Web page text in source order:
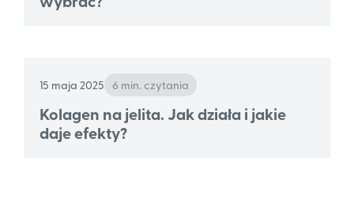
15 maja 2025 6 min. czytania
Kolagen na jelita. Jak działa i jakie
daje efekty?